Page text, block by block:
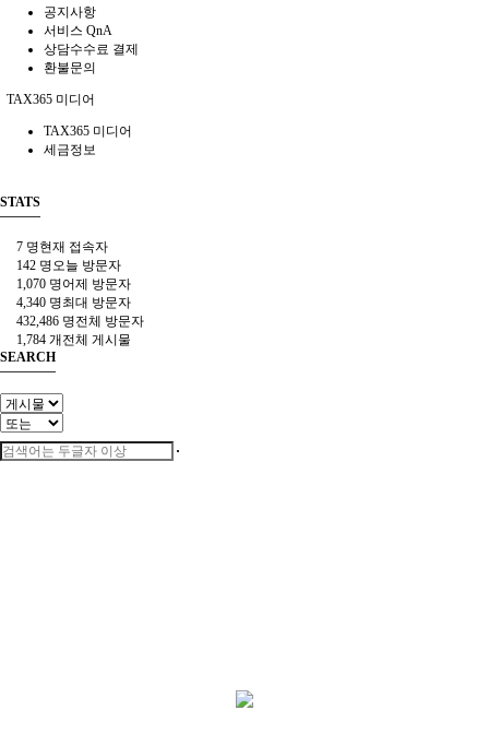
공지사항
서비스 QnA
상담수수료 결제
환불문의
TAX365 미디어
TAX365 미디어
세금정보
STATS
7 명현재 접속자
142 명 오늘 방문자
1,070 명어제 방문자
4,340 명최대 방문자
432,486 명전체 방문자
1,784 개전체 게시물
SEARCH